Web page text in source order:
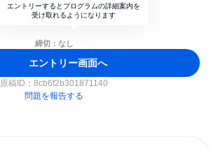
エントリーするとプログラムの詳細案内を
受け取れるようになります
締切：なし
エントリー画面へ
原稿ID： 8cb6f2b301871140
問題を報告する